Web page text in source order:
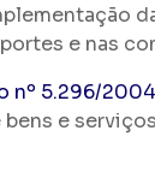
e nas
nº 5.296/
e